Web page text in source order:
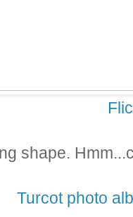
shape.
Turcot photo